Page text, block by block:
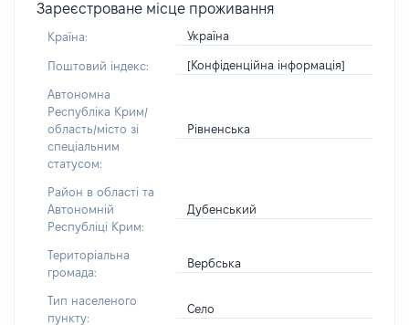
Зареєстроване місце проживання
Країна: Україна
Поштовий індекс: [Конфіденційна інформація]
Автономна
Республіка Крим/
область/місто зі
спеціальним
статусом:
Рівненська
Район в області та
Автономній
Республіці Крим:
Дубенський
Територіальна
громада:
Вербська
Тип населеного
пункту:
Село